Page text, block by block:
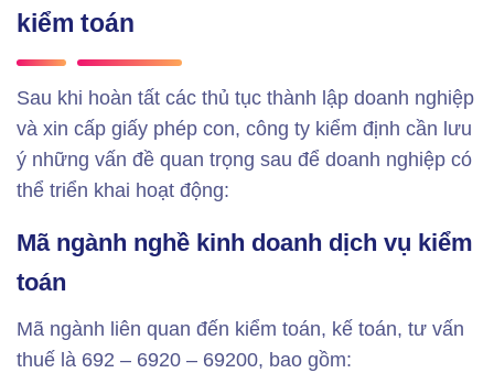
kiểm toán
Sau khi hoàn tất các thủ tục thành lập doanh nghiệp
và xin cấp giấy phép con, công ty kiểm định cần lưu
ý những vấn đề quan trọng sau để doanh nghiệp có
thể triển khai hoạt động:
Mã ngành nghề kinh doanh dịch vụ kiểm
toán
Mã ngành liên quan đến kiểm toán, kế toán, tư vấn
thuế là 692 – 6920 – 69200, bao gồm: